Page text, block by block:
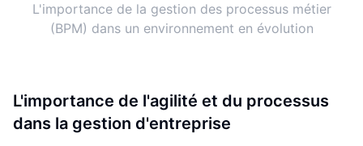
L'importance de la gestion des processus métier
(BPM) dans un environnement en évolution
L'importance de l'agilité et du processus
dans la gestion d'entreprise